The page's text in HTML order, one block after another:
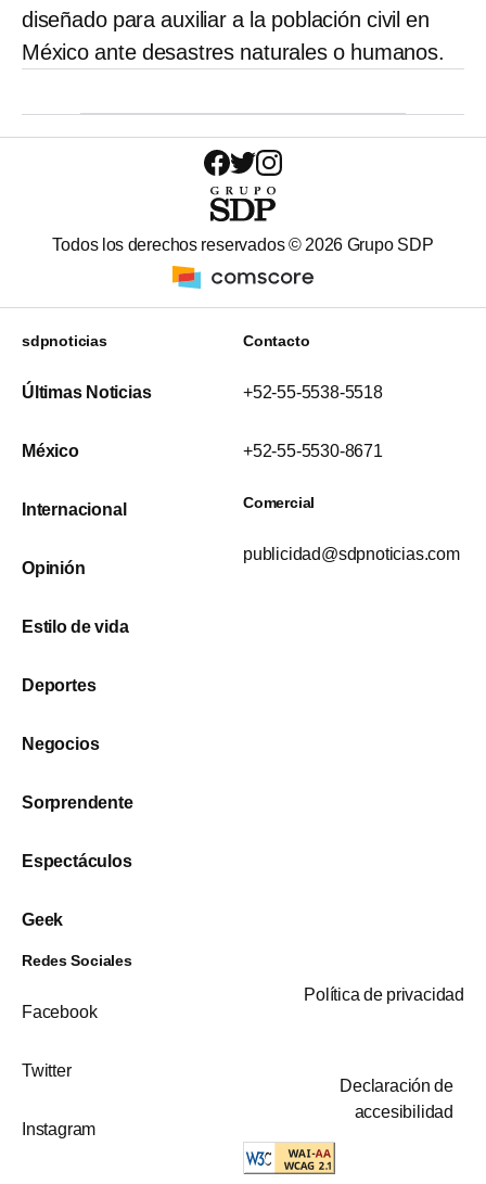
diseñado para auxiliar a la población civil en
México ante desastres naturales o humanos.
Todos los derechos reservados © 2026 Grupo SDP
sdpnoticias
Últimas Noticias
México
Internacional
Opinión
Estilo de vida
Deportes
Negocios
Sorprendente
Espectáculos
Geek
Contacto
+52-55-5538-5518
+52-55-5530-8671
Comercial
publicidad@sdpnoticias.com
Redes Sociales
Facebook
Twitter
Instagram
Política de privacidad
Declaración de
accesibilidad